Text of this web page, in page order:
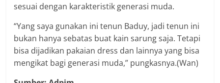
sesuai dengan karakteristik generasi muda.
“Yang saya gunakan ini tenun Baduy, jadi tenun ini
bukan hanya sebatas buat kain sarung saja. Tetapi
bisa dijadikan pakaian dress dan lainnya yang bisa
mengikat bagi generasi muda,” pungkasnya.(Wan)